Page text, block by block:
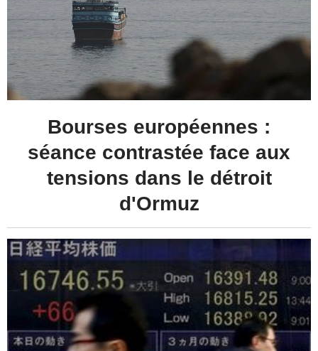
Bourses européennes :
séance contrastée face aux
tensions dans le détroit
d'Ormuz